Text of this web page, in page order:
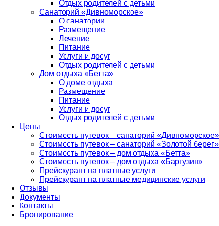
Отдых родителей с детьми
Санаторий «Дивноморское»
О санатории
Размещение
Лечение
Питание
Услуги и досуг
Отдых родителей с детьми
Дом отдыха «Бетта»
О доме отдыха
Размещение
Питание
Услуги и досуг
Отдых родителей с детьми
Цены
Стоимость путевок – санаторий «Дивноморское»
Стоимость путевок – санаторий «Золотой берег»
Стоимость путевок – дом отдыха «Бетта»
Стоимость путевок – дом отдыха «Баргузин»
Прейскурант на платные услуги
Прейскурант на платные медицинские услуги
Отзывы
Документы
Контакты
Бронирование